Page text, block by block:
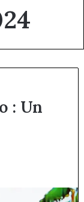
: Un